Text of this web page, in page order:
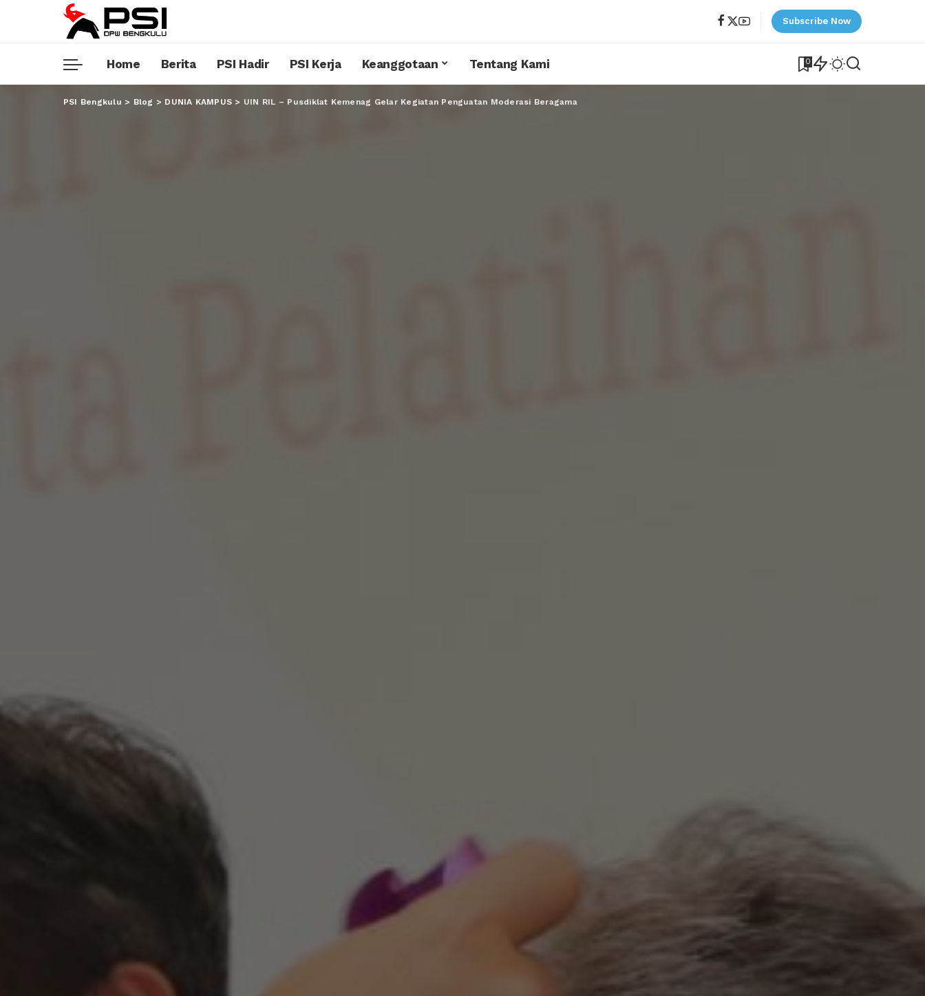
Subscribe Now
Home Berita PSI Hadir PSI Kerja Keanggotaan Tentang Kami 0
PSI Bengkulu > Blog > DUNIA KAMPUS > UIN RIL – Pusdiklat Kemenag Gelar Kegiatan Penguatan Moderasi Beragama